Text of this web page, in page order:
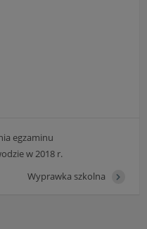
egzaminu
w 2018 r.
Wyprawka szkolna